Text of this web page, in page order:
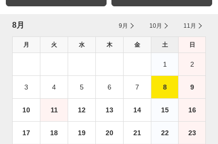
8月 9月 10月 11月
月 火 水 木 金 土 日
1 2
3 4 5 6 7 8 9
10 11 12 13 14 15 16
17 18 19 20 21 22 23